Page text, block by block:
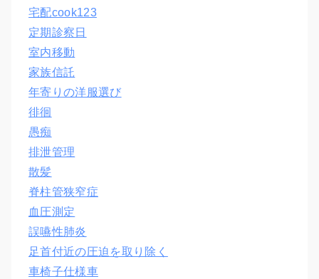
宅配cook123
定期診察日
室内移動
家族信託
年寄りの洋服選び
徘徊
愚痴
排泄管理
散髪
脊柱管狭窄症
血圧測定
誤嚥性肺炎
足首付近の圧迫を取り除く
車椅子仕様車